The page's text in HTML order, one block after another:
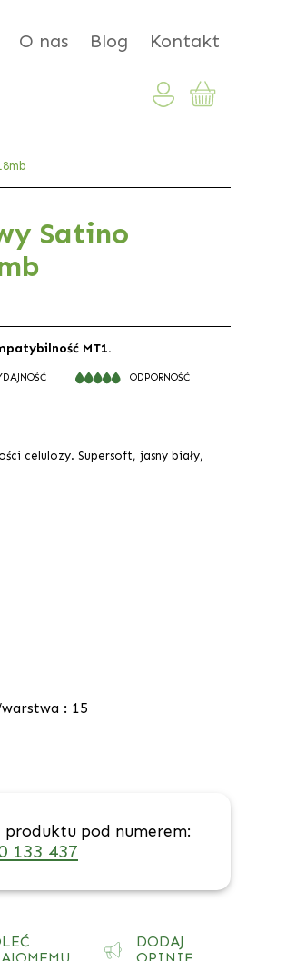
O nas Blog Kontakt
Satino
MT1.
ODPORNOŚĆ
celulozy. Supersoft, jasny biały,
: 15
produktu pod numerem:
133 437
DODAJ